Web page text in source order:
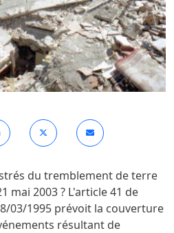
du tremblement de terre
mai 2003 ? L'article 41 de
03/1995 prévoit la couverture
résultant de